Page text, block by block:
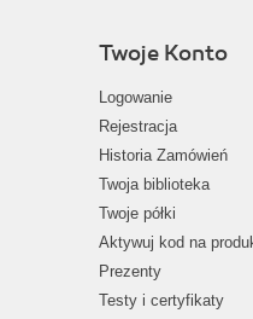
Twoje Konto
Logowanie
Rejestracja
Historia Zamówień
Twoja biblioteka
Twoje półki
Aktywuj kod na
Prezenty
Testy i certyfikaty